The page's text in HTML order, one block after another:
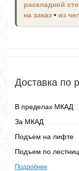
раскладной
на заказ • из
Доставка по
В пределах МКАД
За МКАД
Подъем на лифте
Подъем по
Подробнее